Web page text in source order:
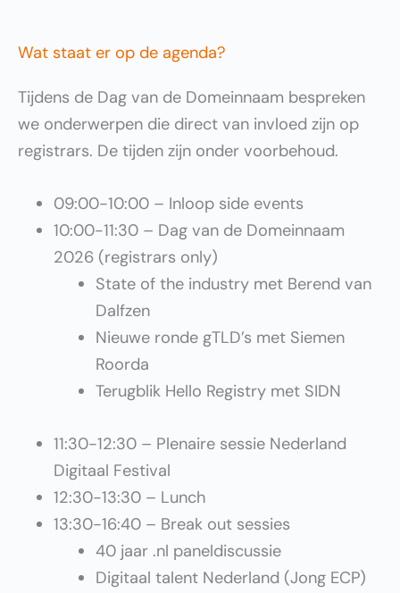
Wat staat er op de agenda?
Tijdens de Dag van de Domeinnaam bespreken
we onderwerpen die direct van invloed zijn op
registrars. De tijden zijn onder voorbehoud.
09:00-10:00 – Inloop side events
10:00-11:30 – Dag van de Domeinnaam
2026 (registrars only)
State of the industry met Berend van
Dalfzen
Nieuwe ronde gTLD’s met Siemen
Roorda
Terugblik Hello Registry met SIDN
11:30-12:30 – Plenaire sessie Nederland
Digitaal Festival
12:30-13:30 – Lunch
13:30-16:40 – Break out sessies
40 jaar .nl paneldiscussie
Digitaal talent Nederland (Jong ECP)